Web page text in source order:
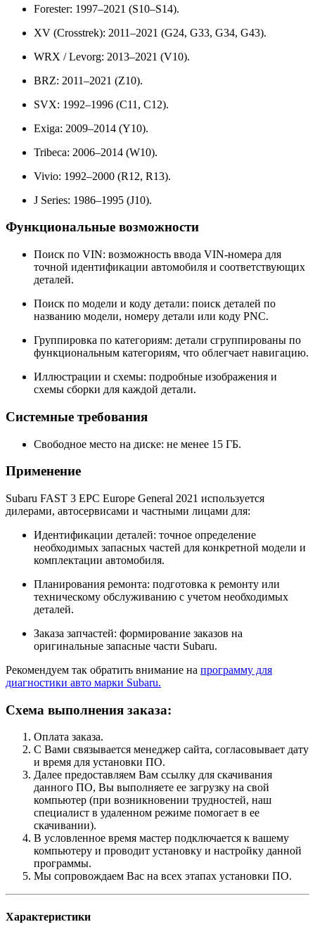
Forester: 1997–2021 (S10–S14).
XV (Crosstrek): 2011–2021 (G24, G33, G34, G43).
WRX / Levorg: 2013–2021 (V10).
BRZ: 2011–2021 (Z10).
SVX: 1992–1996 (C11, C12).
Exiga: 2009–2014 (Y10).
Tribeca: 2006–2014 (W10).
Vivio: 1992–2000 (R12, R13).
J Series: 1986–1995 (J10).
Функциональные возможности
Поиск по VIN: возможность ввода VIN-номера для
точной идентификации автомобиля и соответствующих
деталей.
Поиск по модели и коду детали: поиск деталей по
названию модели, номеру детали или коду PNC.
Группировка по категориям: детали сгруппированы по
функциональным категориям, что облегчает навигацию.
Иллюстрации и схемы: подробные изображения и
схемы сборки для каждой детали.
Системные требования
Свободное место на диске: не менее 15 ГБ.
Применение
Subaru FAST 3 EPC Europe General 2021 используется
дилерами, автосервисами и частными лицами для:
Идентификации деталей: точное определение
необходимых запасных частей для конкретной модели и
комплектации автомобиля.
Планирования ремонта: подготовка к ремонту или
техническому обслуживанию с учетом необходимых
деталей.
Заказа запчастей: формирование заказов на
оригинальные запасные части Subaru.
Рекомендуем так обратить внимание на программу для
диагностики авто марки Subaru.
Схема выполнения заказа:
Оплата заказа.
С Вами связывается менеджер сайта, согласовывает дату
и время для установки ПО.
Далее предоставляем Вам ссылку для скачивания
данного ПО, Вы выполняете ее загрузку на свой
компьютер (при возникновении трудностей, наш
специалист в удаленном режиме помогает в ее
скачивании).
В условленное время мастер подключается к вашему
компьютеру и проводит установку и настройку данной
программы.
Мы сопровождаем Вас на всех этапах установки ПО.
Характеристики